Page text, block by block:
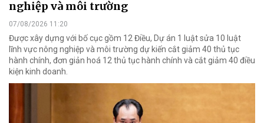
nghiệp và môi trường
07/08/2026 11:20
Được xây dựng với bố cục gồm 12 Điều, Dự án 1 luật sửa 10 luật
lĩnh vực nông nghiệp và môi trường dự kiến cắt giảm 40 thủ tục
hành chính, đơn giản hoá 12 thủ tục hành chính và cắt giảm 40 điều
kiện kinh doanh.